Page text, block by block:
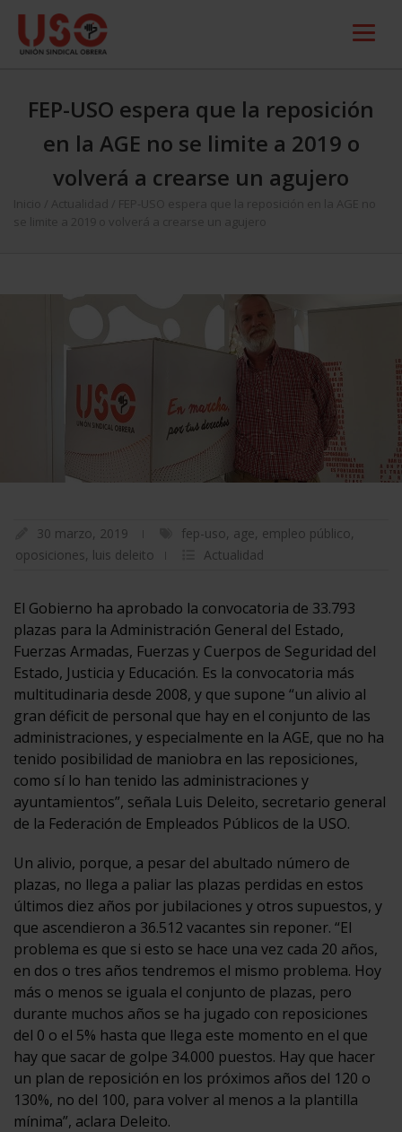
FEP-USO espera que la reposición
en la AGE no se limite a 2019 o
volverá a crearse un agujero
Inicio Actualidad
FEP-USO espera que la reposición en la AGE no
se limite a 2019 o volverá a crearse un agujero
30 marzo, 2019 fep-uso, age, empleo público,
oposiciones, luis deleito Actualidad
El Gobierno ha aprobado la convocatoria de 33.793
plazas para la Administración General del Estado,
Fuerzas Armadas, Fuerzas y Cuerpos de Seguridad del
Estado, Justicia y Educación. Es la convocatoria más
multitudinaria desde 2008, y que supone “un alivio al
gran déficit de personal que hay en el conjunto de las
administraciones, y especialmente en la AGE, que no ha
tenido posibilidad de maniobra en las reposiciones,
como sí lo han tenido las administraciones y
ayuntamientos”, señala Luis Deleito, secretario general
de la Federación de Empleados Públicos de la USO.
Un alivio, porque, a pesar del abultado número de
plazas, no llega a paliar las plazas perdidas en estos
últimos diez años por jubilaciones y otros supuestos, y
que ascendieron a 36.512 vacantes sin reponer. “El
problema es que si esto se hace una vez cada 20 años,
en dos o tres años tendremos el mismo problema. Hoy
más o menos se iguala el conjunto de plazas, pero
durante muchos años se ha jugado con reposiciones
del 0 o el 5% hasta que llega este momento en el que
hay que sacar de golpe 34.000 puestos. Hay que hacer
un plan de reposición en los próximos años del 120 o
130%, no del 100, para volver al menos a la plantilla
mínima”, aclara Deleito.